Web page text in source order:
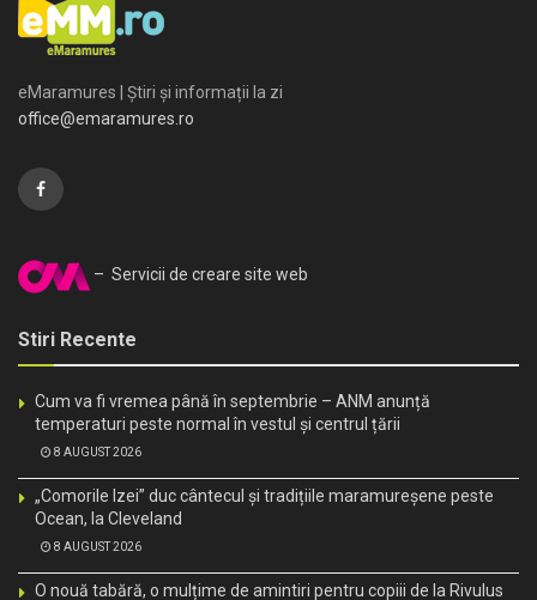
eMaramures | Știri și informații la zi
office@emaramures.ro
– Servicii de creare site web
Stiri Recente
Cum va fi vremea până în septembrie – ANM anunță
temperaturi peste normal în vestul și centrul țării
8 AUGUST 2026
„Comorile Izei” duc cântecul și tradițiile maramureșene peste
Ocean, la Cleveland
8 AUGUST 2026
O nouă tabără, o mulțime de amintiri pentru copiii de la Rivulus